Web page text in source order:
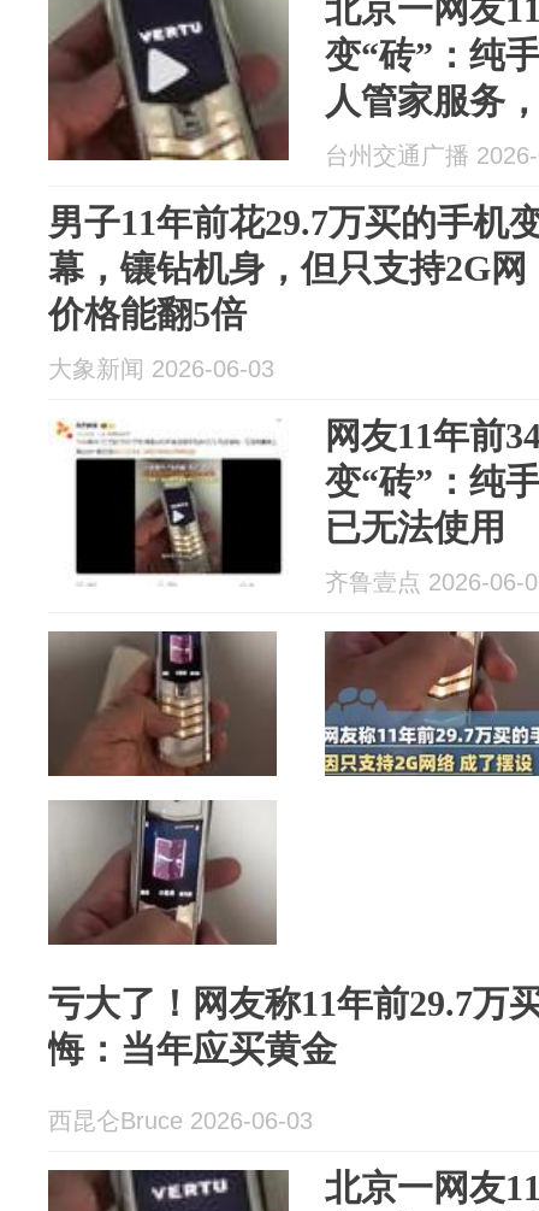
北京一网友
变“砖”：纯
人管家服务
用；机主：
金，已翻5倍
台州交通广播
男子11年前花29.7万买的手机
幕，镶钻机身，但只支持2G
价格能翻5倍
大象新闻 2026-06-03
网友11年前
变“砖”：纯
已无法使用
齐鲁壹点 2026-06-
亏大了！网友称11年前29.7万
悔：当年应买黄金
西昆仑Bruce 2026-06-03
北京一网友